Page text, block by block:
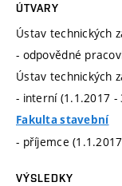
ÚTVARY
Ústav technických
- odpovědné
Ústav technických
- interní (1.1.2017 -
Fakulta stavební
- příjemce
VÝSLEDKY